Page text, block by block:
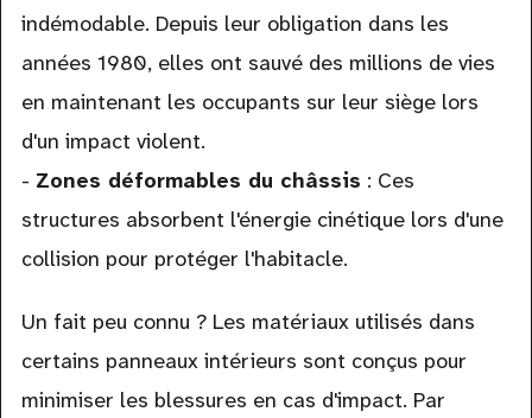
indémodable. Depuis leur obligation dans les
années 1980, elles ont sauvé des millions de vies
en maintenant les occupants sur leur siège lors
d'un impact violent.
- Zones déformables du châssis : Ces
structures absorbent l'énergie cinétique lors d'une
collision pour protéger l'habitacle.
Un fait peu connu ? Les matériaux utilisés dans
certains panneaux intérieurs sont conçus pour
minimiser les blessures en cas d'impact. Par